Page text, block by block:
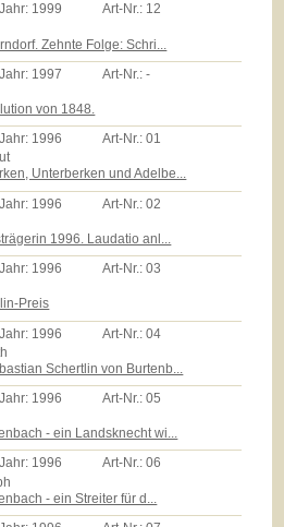
Jahr: 1999 Art-Nr.: 12
Zehnte Folge: Schri...
Jahr: 1997 Art-Nr.:-
von 1848.
Jahr: 1996 Art-Nr.:01
Unterberken und Adelbe...
Jahr: 1996 Art-Nr.:02
1996. Laudatio anl...
Jahr: 1996 Art-Nr.:03
Preis
Jahr: 1996 Art-Nr.:04
Schertlin von Burtenb...
Jahr: 1996 Art-Nr.:05
- ein Landsknecht wi...
Jahr: 1996 Art-Nr.:06
- ein Streiter für d...